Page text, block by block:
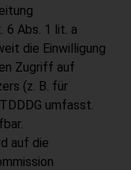
6 Abs. 1 lit. a
die Einwilligung
Zugriff auf
(z. B. für
umfasst.
auf die